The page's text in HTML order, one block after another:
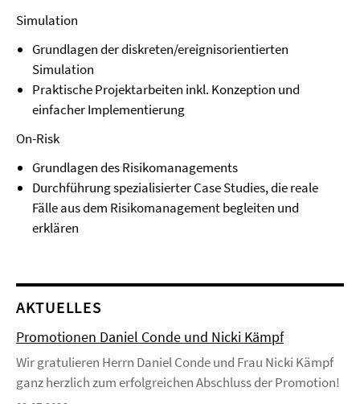
Simulation
Grundlagen der diskreten/ereignisorientierten
Simulation
Praktische Projektarbeiten inkl. Konzeption und
einfacher Implementierung
On-Risk
Grundlagen des Risikomanagements
Durchführung spezialisierter Case Studies, die reale
Fälle aus dem Risikomanagement begleiten und
erklären
AKTUELLES
Promotionen Daniel Conde und Nicki Kämpf
Wir gratulieren Herrn Daniel Conde und Frau Nicki Kämpf
ganz herzlich zum erfolgreichen Abschluss der Promotion!